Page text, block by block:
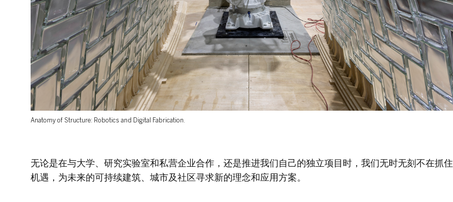
Anatomy of Structure: Robotics and Digital Fabrication.
无论是在与大学、研究实验室和私营企业合作，还是推进我们自己的独立项目时，我们无时无刻不在抓住
机遇，为未来的可持续建筑、城市及社区寻求新的理念和应用方案。